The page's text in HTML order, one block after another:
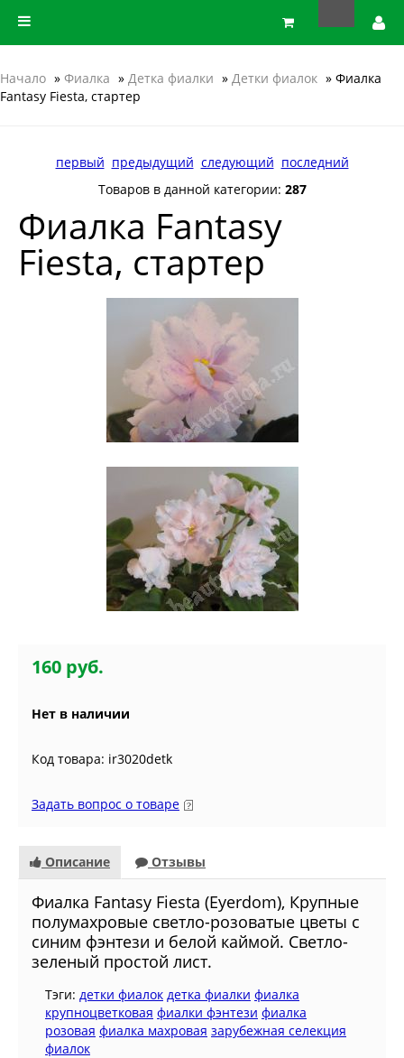
Начало » Фиалка » Детка фиалки » Детки фиалок » Фиалка
Fantasy Fiesta, стартер
первый предыдущий следующий последний
Товаров в данной категории: 287
Фиалка Fantasy
Fiesta, стартер
160 руб.
Нет в наличии
Код товара: ir3020detk
Задать вопрос о товаре
Описание Отзывы
Фиалка Fantasy Fiesta (Eyerdom), Крупные
полумахровые светло-розоватые цветы с
синим фэнтези и белой каймой. Светло-
зеленый простой лист.
Тэги: детки фиалок детка фиалки фиалка
крупноцветковая фиалки фэнтези фиалка
розовая фиалка махровая зарубежная селекция
фиалок